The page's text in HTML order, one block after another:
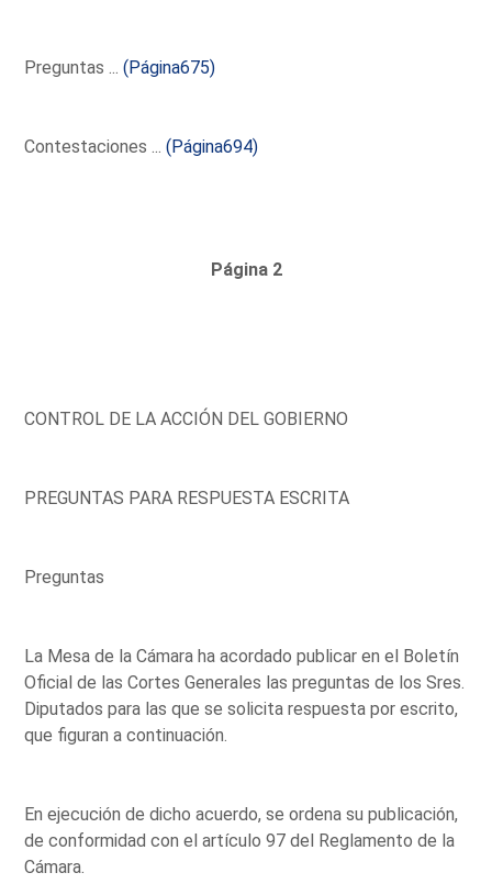
Preguntas ...(Página675)
Contestaciones ...(Página694)
Página 2
CONTROL DE LA ACCIÓN DEL GOBIERNO
PREGUNTAS PARA RESPUESTA ESCRITA
Preguntas
La Mesa de la Cámara ha acordado publicar en el Boletín
Oficial de las Cortes Generales las preguntas de los Sres.
Diputados para las que se solicita respuesta por escrito,
que figuran a continuación.
En ejecución de dicho acuerdo, se ordena su publicación,
de conformidad con el artículo 97 del Reglamento de la
Cámara.